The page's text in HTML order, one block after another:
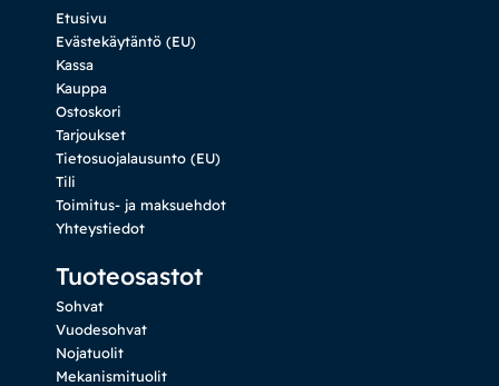
Etusivu
Evästekäytäntö (EU)
Kassa
Kauppa
Ostoskori
Tarjoukset
Tietosuojalausunto (EU)
Tili
Toimitus- ja maksuehdot
Yhteystiedot
Tuoteosastot
Sohvat
Vuodesohvat
Nojatuolit
Mekanismituolit